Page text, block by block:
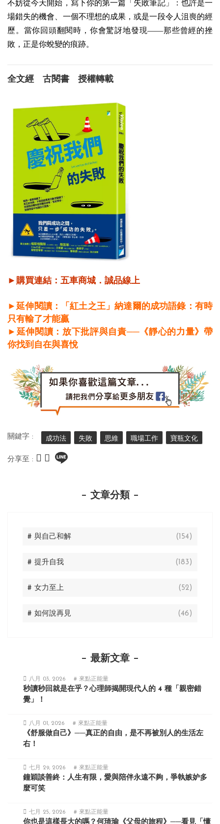
不妨從今天開始，寫下你的第一篇「失敗筆記」：也許是一
場錯失的機會、一個不理想的成果，或是一段令人沮喪的經
歷。當你回頭翻閱時，你會驚訝地發現——那些曾經的挫
敗，正是你蛻變的痕跡。
全文經 古閱書 授權轉載
►購買連結： 五車商城 ． 誠品線上
►延伸閱讀：「紅土之王」納達爾的成功語錄：有時
只有輸了才能贏
►延伸閱讀：放下批評與自責──《靜心的力量》帶
你找到自在與喜悅
關鍵字 : 成功法 失敗 思維 職場工作 寶瓶文化
分享至 :
文章分類
# 與自己和解 (154)
# 提升自我 (183)
# 女力至上 (52)
# 如何說再見 (46)
最新文章
八月 03, 2026 # 來點正能量
秒讀秒回就是在乎？心理師揭開現代人的 4 種「親密錯
覺」！
八月 01, 2026 # 來點正能量
《舒服做自己》──真正的自由，是不再被別人的生活左
右！
七月 29, 2026 # 來點正能量
鐘穎談善終：人生有限，愛與陪伴永遠不夠，爭執嫉妒多
麼可笑
七月 25, 2026 # 來點正能量
你也是這樣長大的嗎？何琦瑜《父母的旅程》──看見「懂